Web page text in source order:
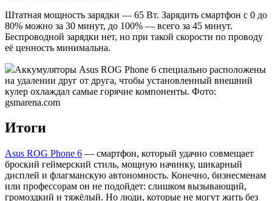
Штатная мощность зарядки — 65 Вт. Зарядить смартфон с 0 до
80% можно за 30 минут, до 100% — всего за 45 минут.
Беспроводной зарядки нет, но при такой скорости по проводу
её ценность минимальна.
Аккумуляторы Asus ROG Phone 6 специально расположены
на удалении друг от друга, чтобы установленный внешний
кулер охлаждал самые горячие компоненты. Фото:
gsmarena.com
Итоги
Asus ROG Phone 6 — смартфон, который удачно совмещает
броский геймерский стиль, мощную начинку, шикарный
дисплей и флагманскую автономность. Конечно, бизнесменам
или профессорам он не подойдет: слишком вызывающий,
громоздкий и тяжёлый. Но люди, которые не могут жить без